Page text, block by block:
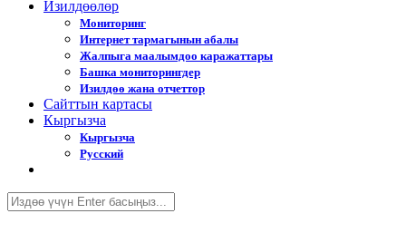
Изилдөөлөр
Мониторинг
Интернет тармагынын абалы
Жалпыга маалымдоо каражаттары
Башка мониторингдер
Изилдөө жана отчеттор
Cайттын картасы
Кыргызча
Кыргызча
Русский